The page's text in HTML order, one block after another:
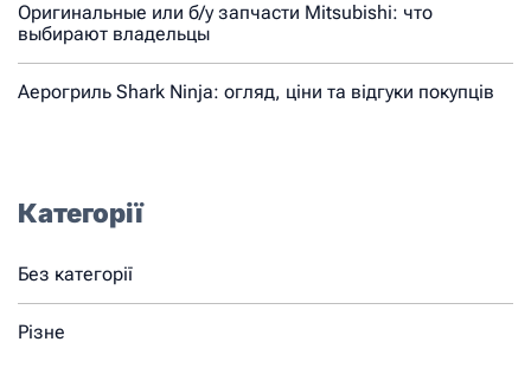
Оригинальные или б/у запчасти Mitsubishi: что
выбирают владельцы
Аерогриль Shark Ninja: огляд, ціни та відгуки покупців
Категорії
Без категорії
Різне